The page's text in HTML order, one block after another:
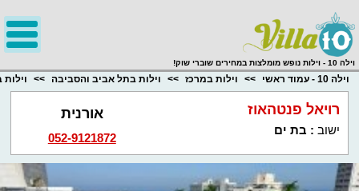
וילה 10 - וילות נופש מומלצות במחירים שוברי שוק!
וילה 10 - עמוד ראשי וילות במרכז וילות בתל אביב והסביבה
רויאל פנטהאוז
ישוב : בת ים
אורנית
052-9121872